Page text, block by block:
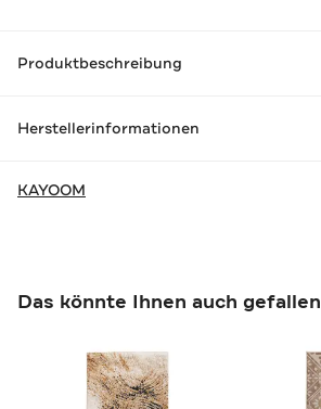
Produktbeschreibung
Herstellerinformationen
KAYOOM
Das könnte Ihnen auch gefallen